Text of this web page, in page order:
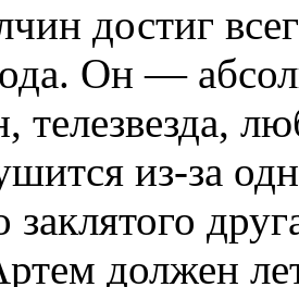
достиг
Он —
телезвезда,
из-за
заклятого
должен